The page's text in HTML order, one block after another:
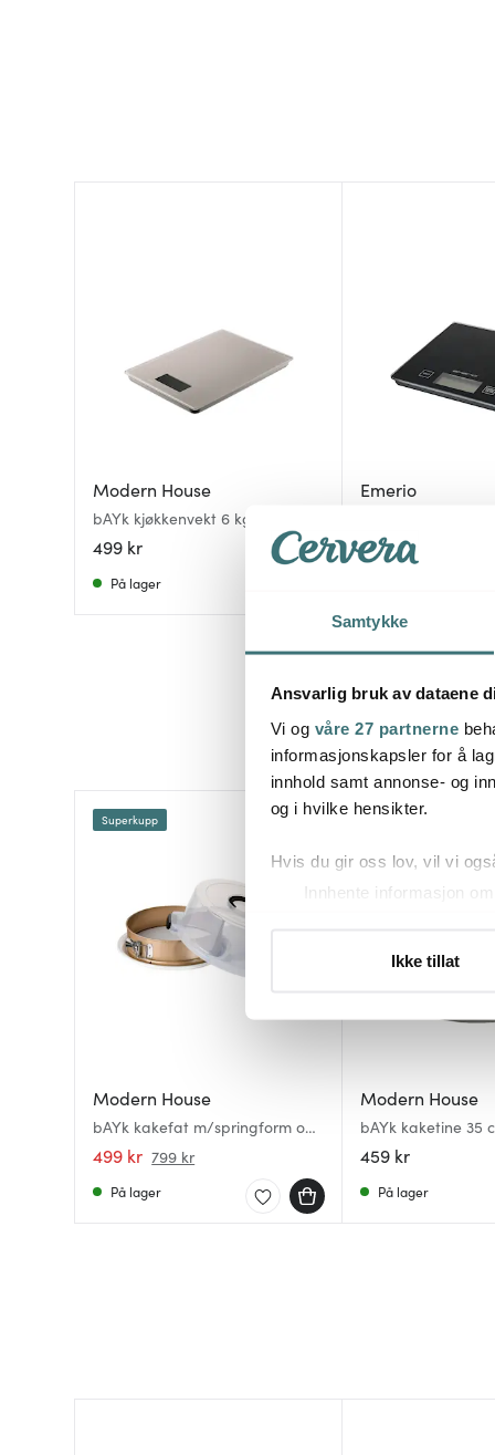
Samtykke
Ansvarlig bruk av dataene
Vi og våre 27 partnerne
informasjonskapsler for å
innhold samt annonse- og
og i hvilke hensikter.
Hvis du gir oss lov, vil vi
Innhente informasjon
Du kan hele tiden endre
Vi bruker
dem, eller som de har
Ikke tillat
Modern House
bAYk kjøkkenvekt 6 kg sand
499 kr
På lager
Emerio
149 kr
Modern House
bAYk kakefat m/springform og
lokk 26 cm
499 kr 799 kr
Superkupp
På lager
Modern House
bAYk kaketine 35
459 kr
På lager